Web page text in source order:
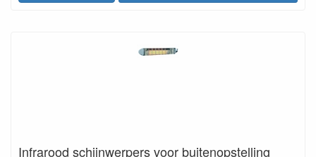
Infrarood schijnwerpers voor buitenopstelling